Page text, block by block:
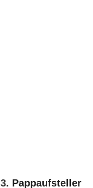
3. Pappaufsteller